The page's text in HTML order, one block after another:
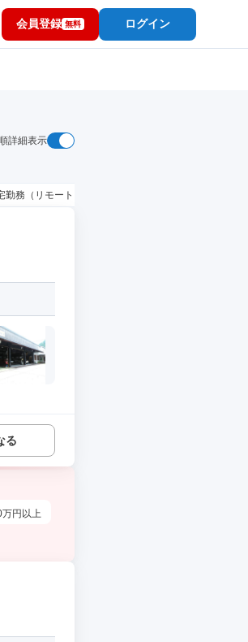
会員登録 無料 ログイン
詳細表示
勤務（リモートワーク）OK
る
円以上